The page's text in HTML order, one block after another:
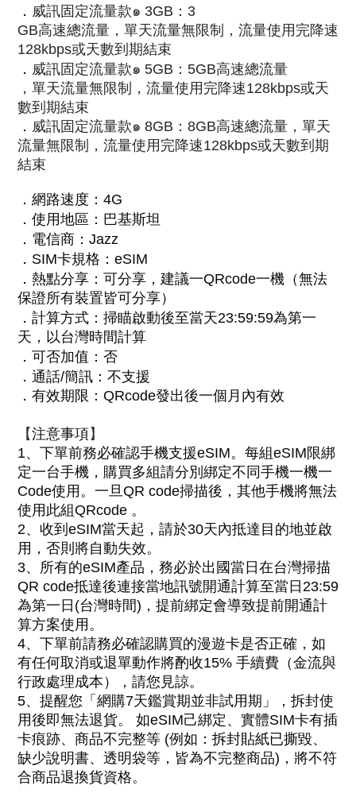
． 威訊固定流量款๑ 3GB ：3
GB高速總流量，單天流量無限制，流量使用完降速
128kbps或天數到期結束
． 威訊固定流量款๑ 5GB ：5GB高速總流量
，單天流量無限制，流量使用完降速128kbps或天
數到期結束
． 威訊固定流量款๑ 8GB：8GB高速總流量，單天
流量無限制，流量使用完降速128kbps或天數到期
結束
． 網路速度：4G
． 使用地區 ： 巴基斯坦
． 電信商：Jazz
． SIM卡規格：eSIM
． 熱點分享：可分享，建議一QRcode一機（無法
保證所有裝置皆可分享）
． 計算方式： 掃瞄啟動後至當天23:59:59為第一
天，以台灣時間計算
． 可否加值：否
． 通話/簡訊：不支援
． 有效期限：QRcode發出後一個月內有效
【注意事項】
1、 下單前務必確認手機支援eSIM。每組eSIM限綁
定一台手機，購買多組請分別綁定不同手機一機一
Code使用。一旦QR code掃描後，其他手機將無法
使用此組QRcode 。
2、 收到eSIM當天起，請於30天內抵達目的地並啟
用，否則將自動失效。
3、 所有的eSIM產品，務必於出國當日在台灣掃描
QR code抵達後連接當地訊號開通計算至當日23:59
為第一日(台灣時間)，提前綁定會導致提前開通計
算方案使用 。
4、下單前請務必確認購買的漫遊卡是否正確，如
有任何取消或退單動作將酌收15% 手續費（金流與
行政處理成本）， 請您見諒。
5、 提醒您「網購7天鑑賞期並非試用期」，拆封使
用後即無法退貨。 如eSIM己綁定、實體SIM卡有插
卡痕跡、 商品不完整等 (例如： 拆封貼紙已撕毀、
缺少說明書、透明袋等，皆為不完整商品)，將不符
合商品退換貨資格。